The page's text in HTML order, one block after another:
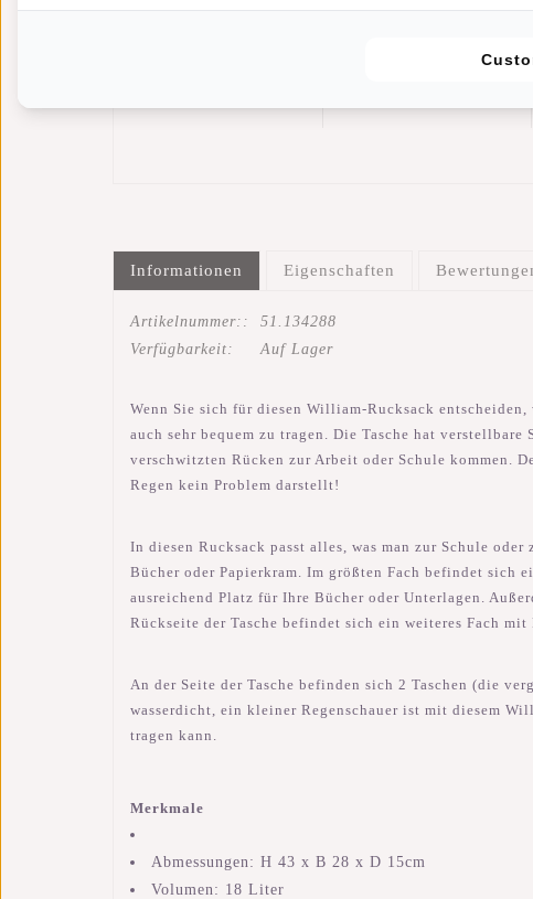
Rucksack
Wasserabweisend
Rainbow
Informationen Eigenschaften
Artikelnummer::
51.134288
Verfügbarkeit:
Auf Lager
Wenn Sie sich für diesen William-Rucksack
auch sehr bequem zu tragen. Die Tasche hat
verschwitzten Rücken zur Arbeit oder Schule kommen.
Regen kein Problem darstellt!
In diesen Rucksack passt alles, was man zur Schule
Bücher oder Papierkram. Im größten Fach befindet sich
ausreichend Platz für Ihre Bücher oder Unterlagen.
Rückseite der Tasche befindet sich ein weiteres Fach
An der Seite der Tasche befinden sich 2 Taschen (die
wasserdicht, ein kleiner Regenschauer ist mit diesem
tragen kann.
Merkmale
Abmessungen: H 43 x B 28 x D 15cm
Volumen: 18 Liter